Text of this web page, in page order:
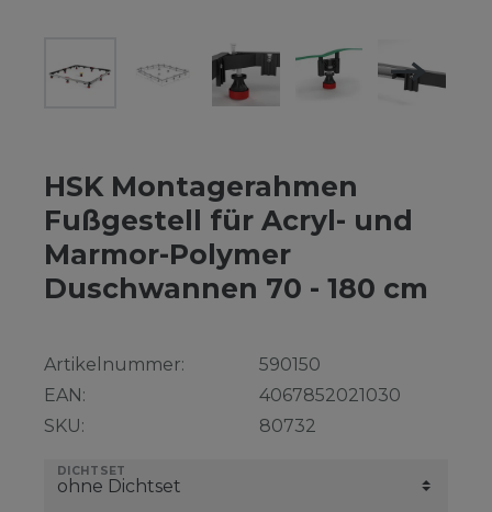
HSK Montagerahmen
Fußgestell für Acryl- und
Marmor-Polymer
Duschwannen 70 - 180 cm
Artikelnummer:
EAN:
SKU:
590150
4067852021030
80732
DICHTSET